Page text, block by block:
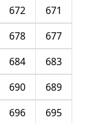
671
672
677
678
683
684
689
690
695
696